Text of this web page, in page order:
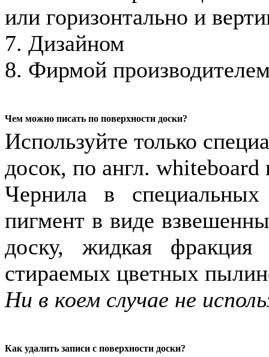
или горизонтально и
7. Дизайном
8. Фирмой
Чем можно писать по поверхности доски?
Используйте только
досок, по англ.
Чернила в
пигмент в виде
доску, жидкая
стираемых цветных
Ни в коем случае не
Как удалить записи с поверхности доски?